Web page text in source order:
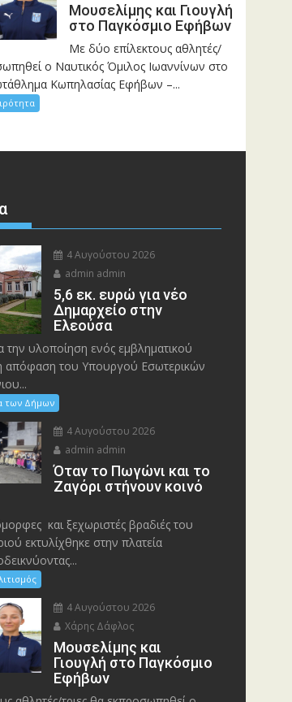
Μουσελίμης και Γιουγλή
στο Παγκόσμιο Εφήβων
Mε δύο επίλεκτους αθλητές/
ο Ναυτικός Όμιλος Ιωαννίνων στο
Κωπηλασίας Εφήβων –...
4 Αυγούστου 2026
admin admin
5,6 εκ. ευρώ για νέο
Δημαρχείο στην
Ελεούσα
την υλοποίηση ενός εμβληματικού
απόφαση του Υπουργού Εσωτερικών
των Δήμων
4 Αυγούστου 2026
admin admin
Όταν το Πωγώνι και το
Ζαγόρι στήνουν κοινό
και ξεχωριστές βραδιές του
εκτυλίχθηκε στην πλατεία
4 Αυγούστου 2026
Χάρης Δάφλος
Μουσελίμης και
Γιουγλή στο Παγκόσμιο
Εφήβων